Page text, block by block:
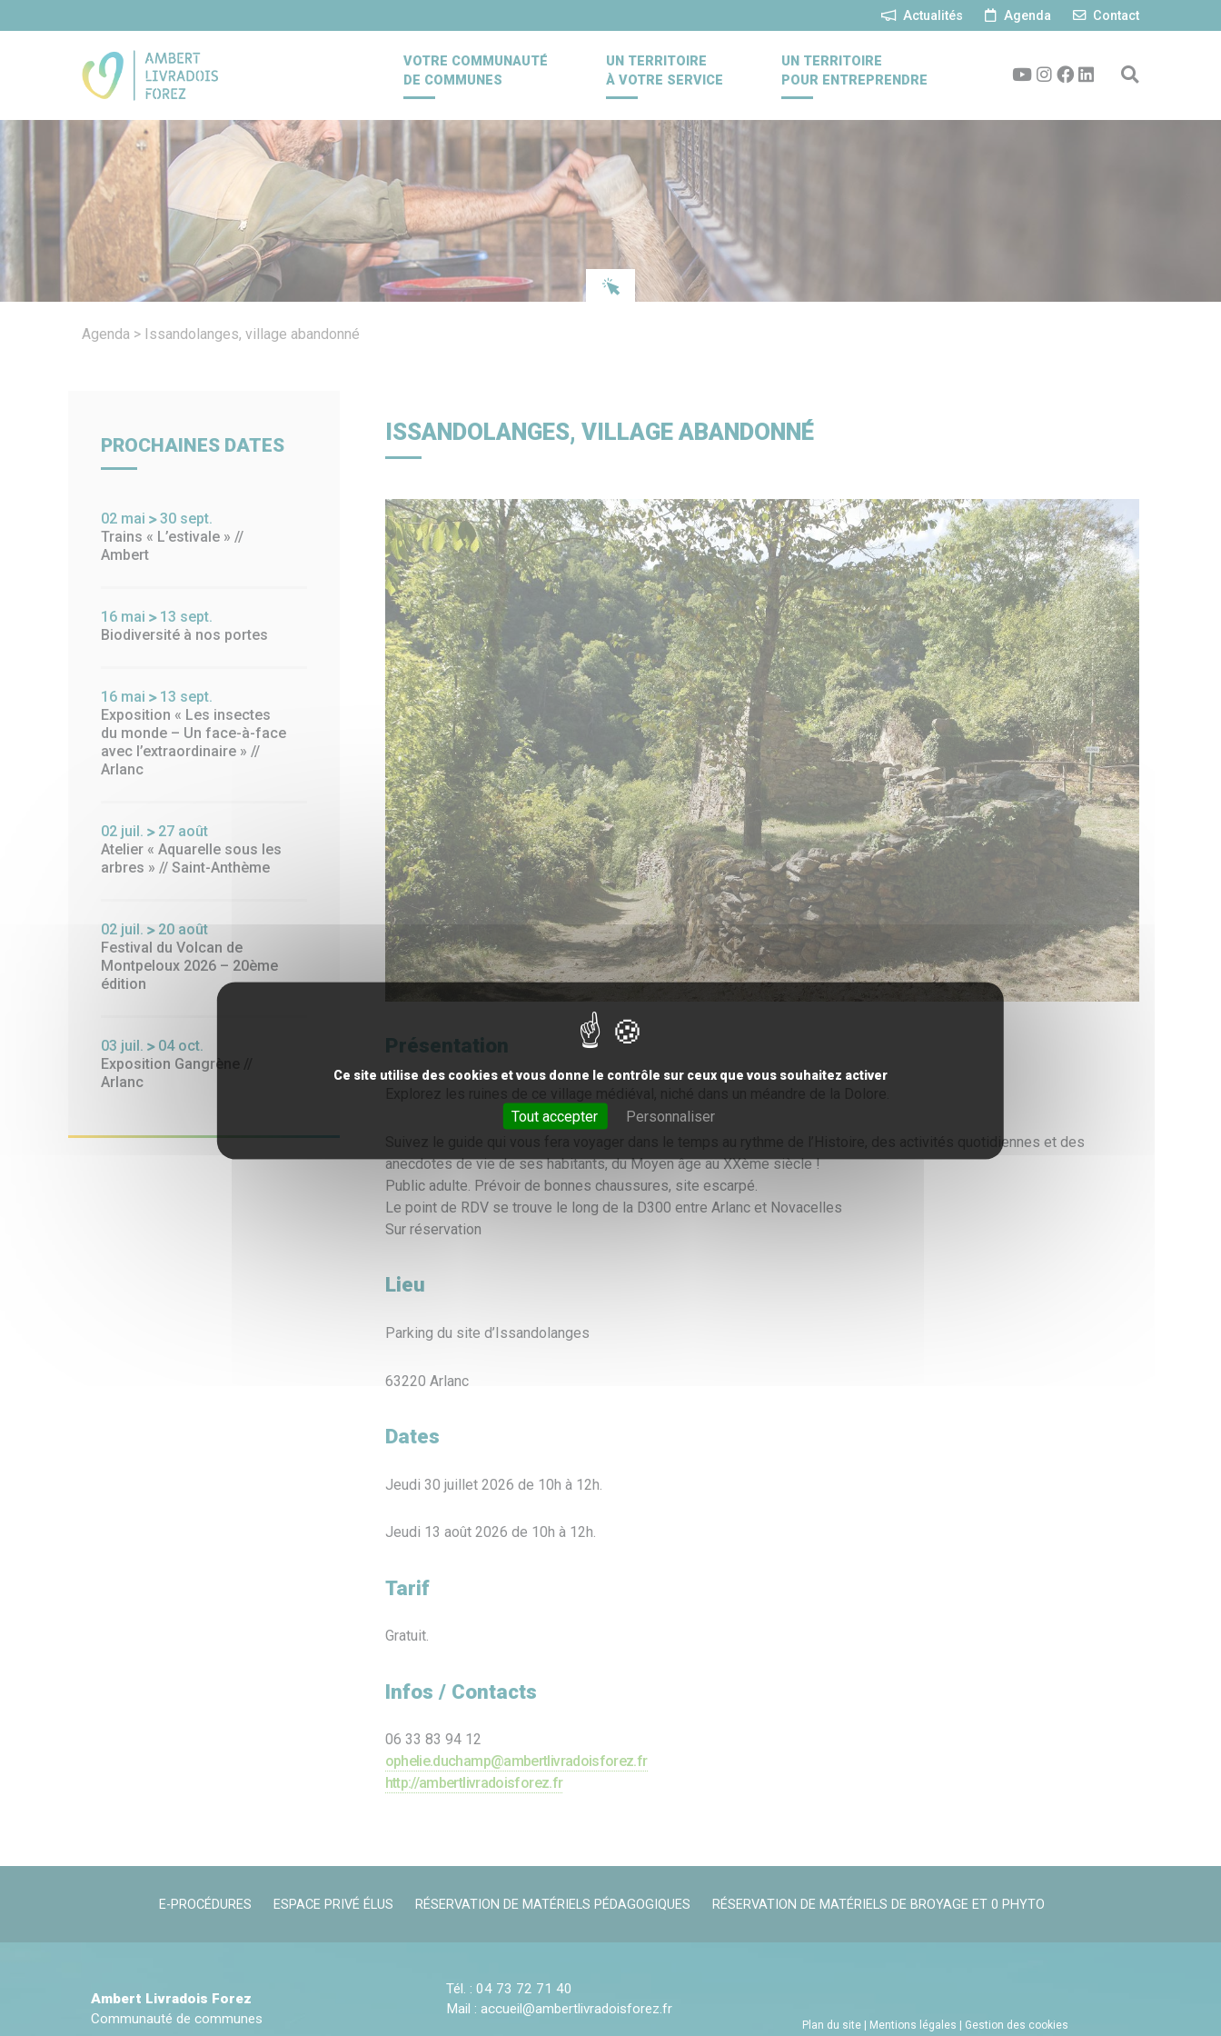
Actualités Agenda Contact
VOTRE COMMUNAUTÉ
DE COMMUNES
UN TERRITOIRE
À VOTRE SERVICE
UN TERRITOIRE
POUR ENTREPRENDRE
Agenda > Issandolanges, village abandonné
ISSANDOLANGES, VILLAGE ABANDONNÉ
Présentation
Suivez le guide qui vous fera voyager dans le temps au rythme de l’Histoire, des activités quotidiennes et des
anecdotes de vie de ses habitants, du Moyen âge au XXème siècle !
Public adulte. Prévoir de bonnes chaussures, site escarpé.
Le point de RDV se trouve le long de la D300 entre Arlanc et Novacelles
Sur réservation
Lieu
Parking du site d’Issandolanges
63220 Arlanc
Dates
Jeudi 30 juillet 2026 de 10h à 12h.
Jeudi 13 août 2026 de 10h à 12h.
Tarif
Gratuit.
Infos / Contacts
06 33 83 94 12
ophelie.duchamp@ambertlivradoisforez.fr
http://ambertlivradoisforez.fr
PROCHAINES DATES
02 mai 30 sept.
Trains « L’estivale » //
Ambert
16 mai 13 sept.
Biodiversité à nos portes
16 mai 13 sept.
Exposition « Les insectes
du monde – Un face-à-face
avec l’extraordinaire » //
Arlanc
02 juil. 27 août
Atelier « Aquarelle sous les
arbres » // Saint-Anthème
02 juil. 20 août
Festival du Volcan de
Montpeloux 2026 – 20ème
édition
03 juil. 04 oct.
Exposition Gangrène //
Arlanc
E-PROCÉDURES ESPACE PRIVÉ ÉLUS RÉSERVATION DE MATÉRIELS PÉDAGOGIQUES RÉSERVATION DE MATÉRIELS DE BROYAGE ET 0 PHYTO
Ambert Livradois Forez
Communauté de communes
Tél. : 04 73 72 71 40
Mail :accueil@ambertlivradoisforez.fr
Plan du site| Mentions légales
Gestion des cookies
Ce site utilise des cookies et vous donne le contrôle sur ceux que vous souhaitez activer
Tout accepter Personnaliser